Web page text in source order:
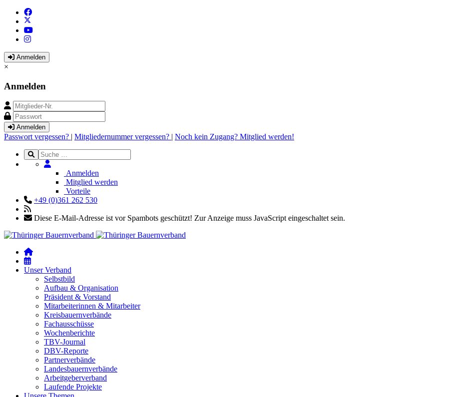
Anmelden
×
Anmelden
Anmelden
Passwort vergessen? | Mitgliedernummer vergessen? | Noch kein Zugang? Mitglied werden!
Anmelden
Mitglied werden
Vorteile
+49 (0)361 262 530
Diese E-Mail-Adresse ist vor Spambots geschützt! Zur Anzeige muss JavaScript eingeschaltet sein.
Unser Verband
Selbstbild
Aufbau & Organisation
Präsident & Vorstand
Mitarbeiterinnen & Mitarbeiter
Kreisbauernverbände
Fachausschüsse
Wochenberichte
TBV-Journal
DBV-Reporte
Partnerverbände
Landesbauernverbände
Arbeitgeberverband
Laufende Projekte